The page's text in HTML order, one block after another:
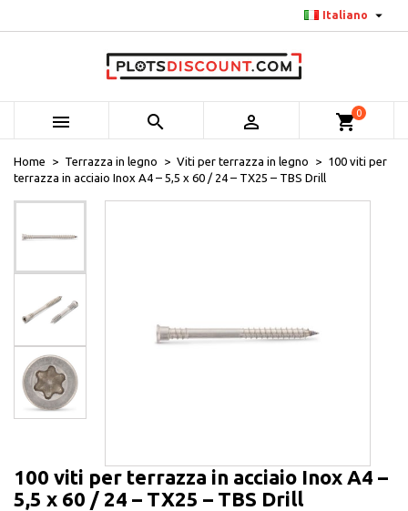
Italiano 
   shopping_cart0
Home Terrazza in legno Viti per terrazza in legno
100 viti per
terrazza in acciaio Inox A4 – 5,5 x 60 / 24 – TX25 – TBS Drill
100 viti per terrazza in acciaio Inox A4 –
5,5 x 60 / 24 – TX25 – TBS Drill